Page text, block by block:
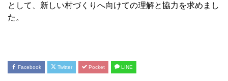
として、新しい村づくりへ向けての理解と協力を求めまし
た。
Facebook Twitter Pocket LINE